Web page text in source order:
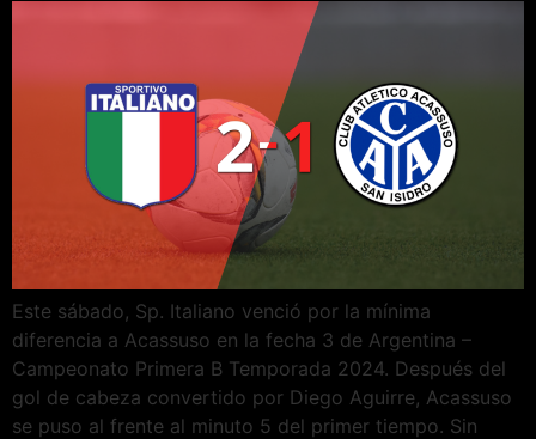
Este sábado, Sp. Italiano venció por la mínima
diferencia a Acassuso en la fecha 3 de Argentina –
Campeonato Primera B Temporada 2024. Después del
gol de cabeza convertido por Diego Aguirre, Acassuso
se puso al frente al minuto 5 del primer tiempo. Sin